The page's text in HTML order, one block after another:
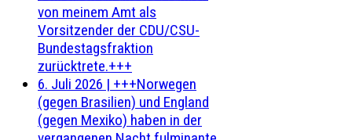
von meinem Amt als
Vorsitzender der CDU/CSU-
Bundestagsfraktion
zurücktrete.+++
6. Juli 2026 | +++Norwegen
(gegen Brasilien) und England
(gegen Mexiko) haben in der